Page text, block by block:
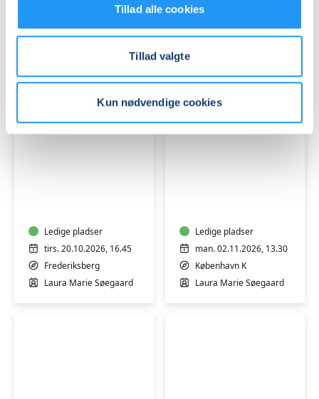
Tillad alle cookies
Tillad valgte
Kun nødvendige cookies
man. 19.10.2026, 09.45
Laura Marie Søegaard
tirs. 20.10.2026, 15.00
Laura Marie Søegaard
gravide
Ledige pladser
tirs. 20.10.2026, 16.45
Frederiksberg
Laura Marie Søegaard
Ledige pladser
man. 02.11.2026, 13.30
København K
Laura Marie Søegaard